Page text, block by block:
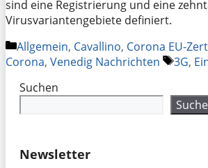
sind eine Registrierung und eine
Virusvariantengebiete definiert.
Kategorien
Allgemein, Cavallino, Corona EU-
Corona, Venedig Nachrichten 3G,
Suchen
Newsletter